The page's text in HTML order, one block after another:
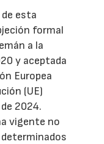
de esta
formal
a la
y aceptada
Europea
(UE)
2024.
vigente no